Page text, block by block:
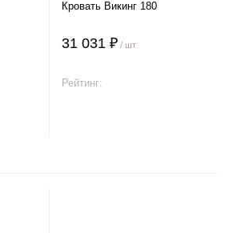
Кровать Викинг 180
31 031 ₽ / шт
Рейтинг: